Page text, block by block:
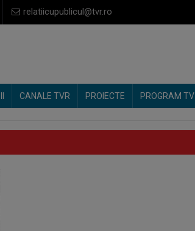
relatiicupublicul@tvr.ro
CANALE TVR PROIECTE PROGRAM TV